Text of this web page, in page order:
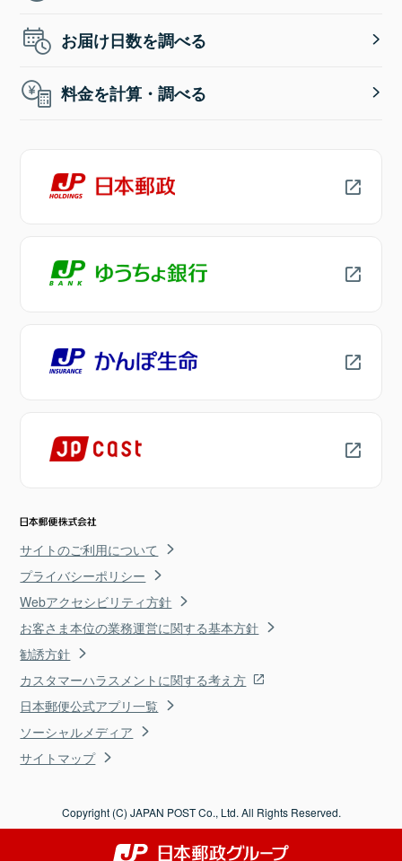
お届け日数を調べる
料金を計算・調べる
サイトのご利用について
プライバシーポリシー
Webアクセシビリティ方針
お客さま本位の業務運営に関する基本方針
勧誘方針
カスタマーハラスメントに関する考え方
日本郵便公式アプリ一覧
ソーシャルメディア
サイトマップ
Copyright (C) JAPAN POST Co., Ltd. All Rights Reserved.